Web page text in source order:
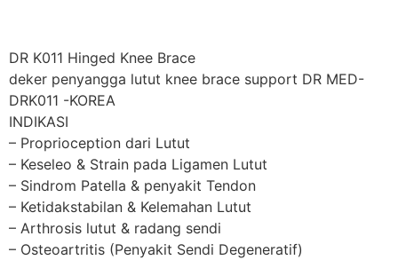
DR K011 Hinged Knee Brace
deker penyangga lutut knee brace support DR MED-
DRK011 -KOREA
INDIKASI
– Proprioception dari Lutut
– Keseleo & Strain pada Ligamen Lutut
– Sindrom Patella & penyakit Tendon
– Ketidakstabilan & Kelemahan Lutut
– Arthrosis lutut & radang sendi
– Osteoartritis (Penyakit Sendi Degeneratif)